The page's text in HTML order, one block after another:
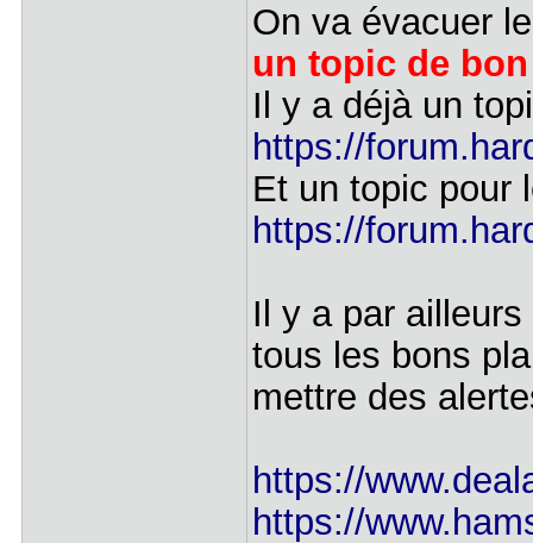
On va évacuer
un topic de
Il y a déjà un
https://
Et un topic pour
https://
Il y a par
tous les bons
mettre des
https://
https://